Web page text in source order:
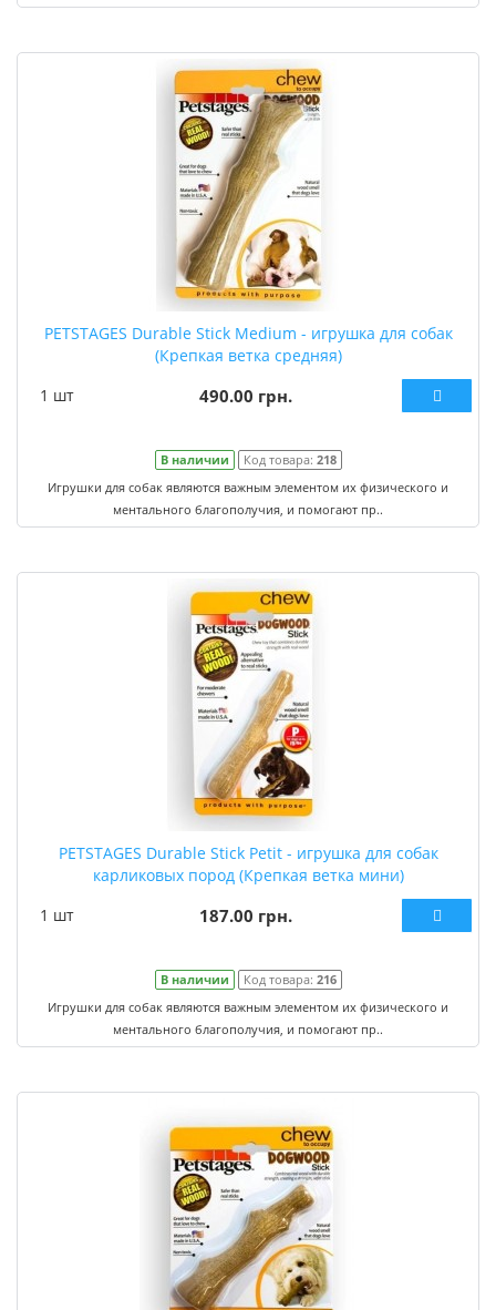
PETSTAGES Durable Stick Medium - игрушка для собак
(Крепкая ветка средняя)
1 шт
490.00 грн.
В наличии Код товара: 218
Игрушки для собак являются важным элементом их физического и
ментального благополучия, и помогают пр..
PETSTAGES Durable Stick Petit - игрушка для собак
карликовых пород (Крепкая ветка мини)
1 шт
187.00 грн.
В наличии Код товара: 216
Игрушки для собак являются важным элементом их физического и
ментального благополучия, и помогают пр..